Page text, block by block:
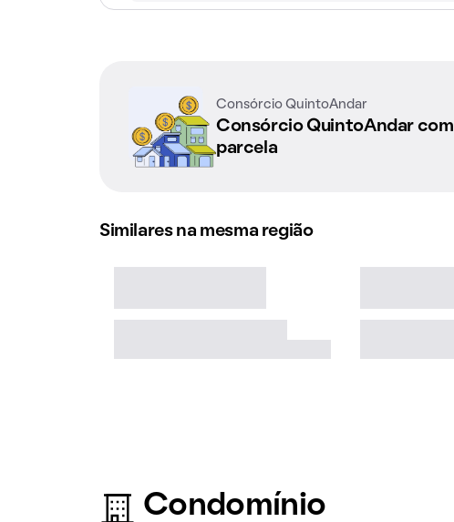
Consórcio QuintoAndar
Consórcio QuintoAndar com
parcela
Similares na mesma região
Condomínio